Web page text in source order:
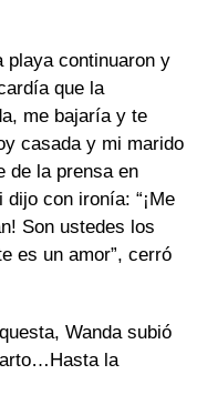
playa continuaron y
que la
me bajaría y te
casada y mi marido
de la prensa en
con ironía: “¡Me
Son ustedes los
es un amor”, cerró
Wanda subió
la